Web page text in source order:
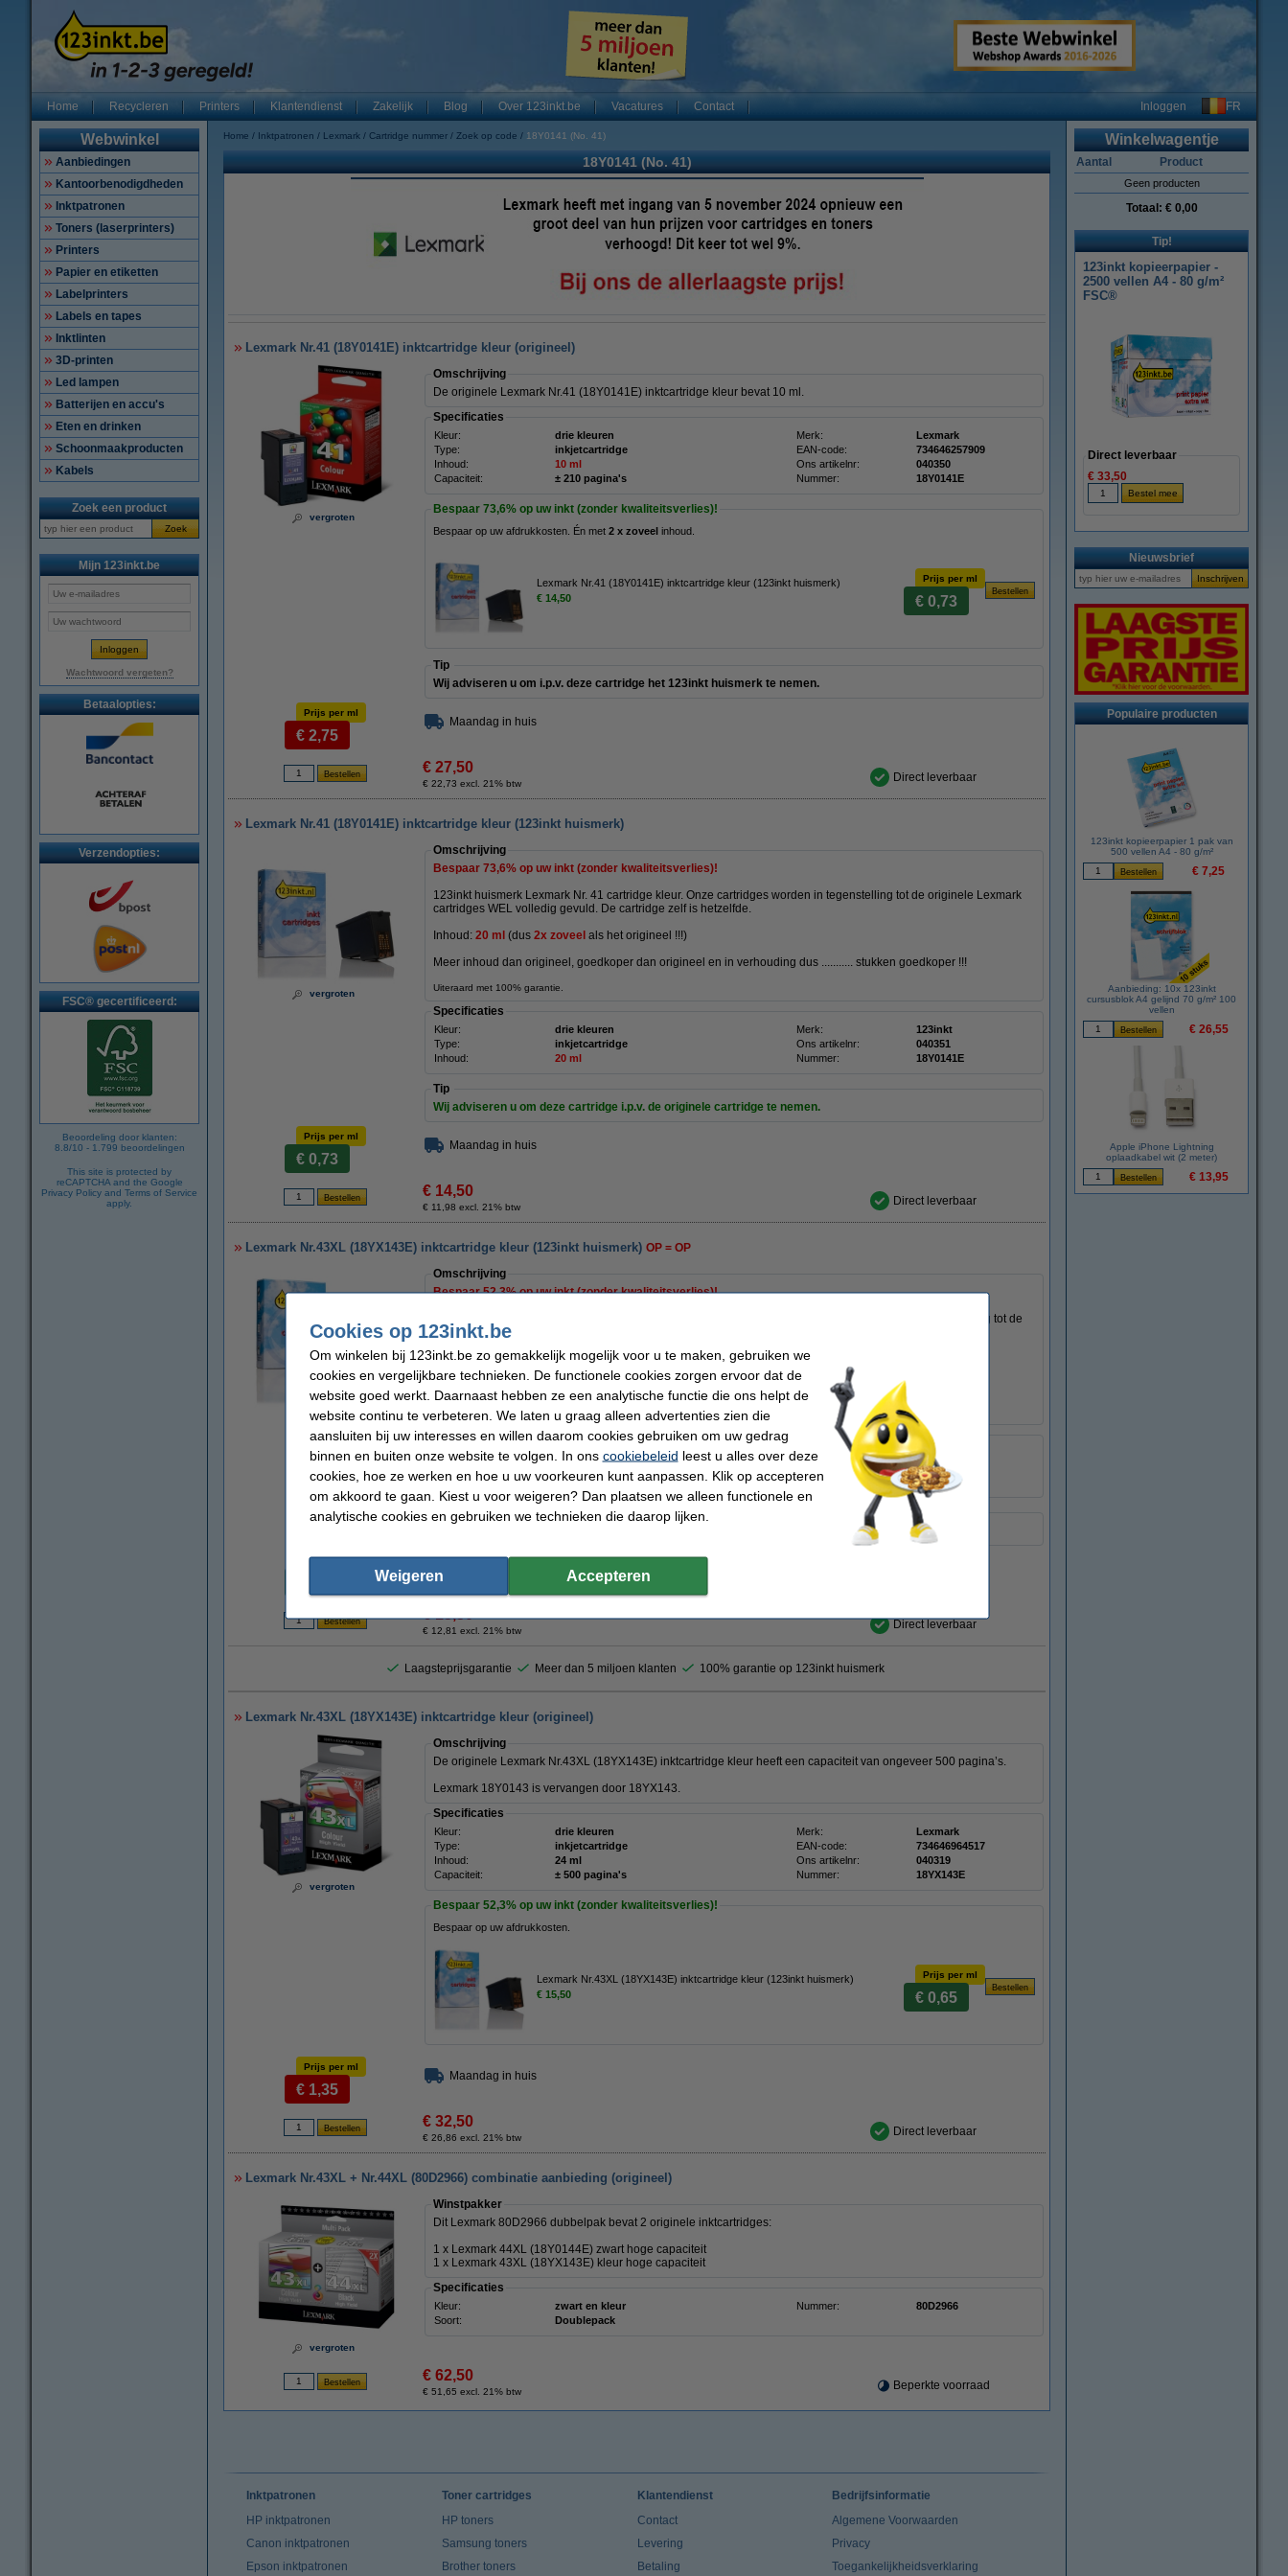
Home Recycleren Printers Klantendienst Zakelijk Blog Over 123inkt.be Vacatures Contact Inloggen FR
Webwinkel
Aanbiedingen
Kantoorbenodigdheden
Inktpatronen
Toners (laserprinters)
Printers
Papier en etiketten
Labelprinters
Labels en tapes
Inktlinten
3D-printen
Led lampen
Batterijen en accu's
Eten en drinken
Schoonmaakproducten
Kabels
Zoek een product
Zoek
Mijn 123inkt.be
Wachtwoord vergeten?
Betaalopties:
Verzendopties:
FSC® gecertificeerd:
Beoordeling door klanten:
8.8/10 - 1.799 beoordelingen
This site is protected by
reCAPTCHA and the Google
Privacy Policy and Terms of Service
apply.
Home Inktpatronen Lexmark Cartridge nummer Zoek op code 18Y0141 (No. 41)
18Y0141 (No. 41)
Lexmark Nr.41 (18Y0141E) inktcartridge kleur (origineel)
vergroten
Omschrijving
De originele Lexmark Nr.41 (18Y0141E) inktcartridge kleur bevat 10 ml.
Specificaties
Kleur: drie kleuren Merk:
Lexmark
Type:
inkjetcartridge EAN-code:
734646257909
Inhoud:
10 ml Ons artikelnr:
040350
Capaciteit:
± 210 pagina's Nummer: 18Y0141E
Bespaar 73,6% op uw inkt (zonder kwaliteitsverlies)!
Bespaar op uw afdrukkosten. Én met 2 x zoveel inhoud.
Lexmark Nr.41 (18Y0141E) inktcartridge kleur (123inkt huismerk)
€ 14,50
Prijs per ml
€ 0,73
Tip
Wij adviseren u om i.p.v. deze cartridge het 123inkt huismerk te nemen.
Prijs per ml
€ 2,75
Maandag in huis
€ 27,50
€ 22,73 excl. 21% btw Direct leverbaar
Lexmark Nr.41 (18Y0141E) inktcartridge kleur (123inkt huismerk)
vergroten
Omschrijving
Bespaar 73,6% op uw inkt (zonder kwaliteitsverlies)!
123inkt huismerk Lexmark Nr. 41 cartridge kleur. Onze cartridges worden in tegenstelling tot de originele Lexmark
cartridges WEL volledig gevuld. De cartridge zelf is hetzelfde.
Inhoud: 20 ml (dus 2x zoveel als het origineel !!!)
Meer inhoud dan origineel, goedkoper dan origineel en in verhouding dus ........... stukken goedkoper !!!
Uiteraard met 100% garantie.
Specificaties
Kleur: drie kleuren Merk:
123inkt
Type:
inkjetcartridge Ons artikelnr:
040351
Inhoud:
20 ml Nummer: 18Y0141E
Tip
Wij adviseren u om deze cartridge i.p.v. de originele cartridge te nemen.
Prijs per ml
€ 0,73
Maandag in huis
€ 14,50
€ 11,98 excl. 21% btw Direct leverbaar
Lexmark Nr.43XL (18YX143E) inktcartridge kleur (123inkt huismerk) OP = OP
vergroten
Omschrijving
Bespaar52,3%op uw inkt (zonder kwaliteitsverlies)!
123inkt huismerk Lexmark Nr. 43XL cartridge kleur hoge capaciteit. Onze cartridges worden in tegenstelling tot de
originele Lexmark cartridges WEL volledig gevuld. De cartridge zelf is hetzelfde.
Inhoud: 24 ml
Goedkoper dan origineel en in verhouding dus ........... stukken goedkoper !!!
Uiteraard met 100% garantie.
Specificaties
Kleur: drie kleuren Merk:
123inkt
Ons artikelnr:
040321
Inhoud:
24 ml Nummer: 18YX143E
Tip
Prijs per ml
€ 15,50
€ 12,81 excl. 21% btw Direct leverbaar
Laagsteprijsgarantie Meer dan 5 miljoen klanten 100% garantie op 123inkt huismerk
Lexmark Nr.43XL (18YX143E) inktcartridge kleur (origineel)
vergroten
Omschrijving
De originele Lexmark Nr.43XL (18YX143E) inktcartridge kleur heeft een capaciteit van ongeveer 500 pagina’s.
Lexmark 18Y0143 is vervangen door 18YX143.
Specificaties
Kleur: drie kleuren Merk:
Lexmark
Type:
inkjetcartridge EAN-code:
734646964517
Inhoud:
24 ml Ons artikelnr:
040319
Capaciteit:
± 500 pagina's Nummer: 18YX143E
Bespaar 52,3% op uw inkt (zonder kwaliteitsverlies)!
Bespaar op uw afdrukkosten.
Lexmark Nr.43XL (18YX143E) inktcartridge kleur (123inkt huismerk)
€ 15,50
Prijs per ml
€ 0,65
Prijs per ml
€ 1,35
Maandag in huis
€ 32,50
€ 26,86 excl. 21% btw Direct leverbaar
Lexmark Nr.43XL + Nr.44XL (80D2966) combinatie aanbieding (origineel)
vergroten
Winstpakker
Dit Lexmark 80D2966 dubbelpak bevat 2 originele inktcartridges:
1 x Lexmark 44XL (18Y0144E) zwart hoge capaciteit
1 x Lexmark 43XL (18YX143E) kleur hoge capaciteit
Specificaties
Kleur: zwart en kleur Nummer:
80D2966
Soort:
Doublepack
€ 62,50
€ 51,65 excl. 21% btw Beperkte voorraad
Winkelwagentje
Aantal Product
Geen producten
Totaal: € 0,00
Tip!
123inkt kopieerpapier -
2500 vellen A4 - 80 g/m²
FSC®
Direct leverbaar
€ 33,50
Nieuwsbrief
Populaire producten
123inkt kopieerpapier 1 pak van
500 vellen A4 - 80 g/m²
€ 7,25
Aanbieding: 10x 123inkt
cursusblok A4 gelijnd 70 g/m² 100
vellen
€ 26,55
Apple iPhone Lightning
oplaadkabel wit (2 meter)
€ 13,95
Inktpatronen
HP inktpatronen
Canon inktpatronen
Epson inktpatronen
Toner cartridges
HP toners
Samsung toners
Brother toners
Klantendienst
Contact
Levering
Betaling
Bedrijfsinformatie
Algemene Voorwaarden
Privacy
Toegankelijkheidsverklaring
Cookies op 123inkt.be
Om winkelen bij 123inkt.be zo gemakkelijk mogelijk voor u te maken, gebruiken we
cookies en vergelijkbare technieken. De functionele cookies zorgen ervoor dat de
website goed werkt. Daarnaast hebben ze een analytische functie die ons helpt de
website continu te verbeteren. We laten u graag alleen advertenties zien die
aansluiten bij uw interesses en willen daarom cookies gebruiken om uw gedrag
binnen en buiten onze website te volgen. In ons cookiebeleid leest u alles over deze
cookies, hoe ze werken en hoe u uw voorkeuren kunt aanpassen. Klik op accepteren
om akkoord te gaan. Kiest u voor weigeren? Dan plaatsen we alleen functionele en
analytische cookies en gebruiken we technieken die daarop lijken.
Weigeren Accepteren